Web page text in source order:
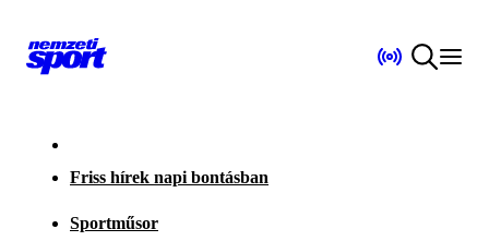
Friss hírek napi bontásban
Sportműsor